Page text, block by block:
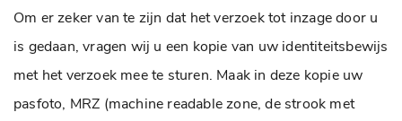
Om er zeker van te zijn dat het verzoek tot inzage door u
is gedaan, vragen wij u een kopie van uw identiteitsbewijs
met het verzoek mee te sturen. Maak in deze kopie uw
pasfoto, MRZ (machine readable zone, de strook met